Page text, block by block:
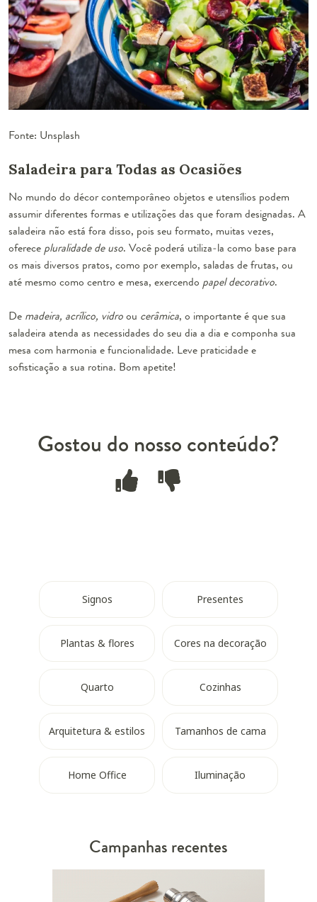
Fonte: Unsplash
Saladeira para Todas as Ocasiões
No mundo do décor contemporâneo objetos e utensílios podem
assumirdiferentes formas e utilizações das que foram designadas. A
saladeira não está fora disso, pois seu formato, muitas vezes,
oferece pluralidade de uso. Você poderá utiliza-la como base para
os mais diversos pratos, como por exemplo, saladas de frutas, ou
até mesmo como centro e mesa, exercendo papel decorativo.
De madeira, acrílico, vidroou cerâmica, o importante é que sua
saladeira atenda as necessidades do seu dia a dia e componha sua
mesa com harmonia e funcionalidade. Leve praticidade e
sofisticação a sua rotina. Bom apetite!
Gostou do nosso conteúdo?
Signos Presentes
Plantas & flores Cores na decoração
Quarto Cozinhas
Arquitetura & estilos Tamanhos de cama
Home Office Iluminação
Campanhas recentes